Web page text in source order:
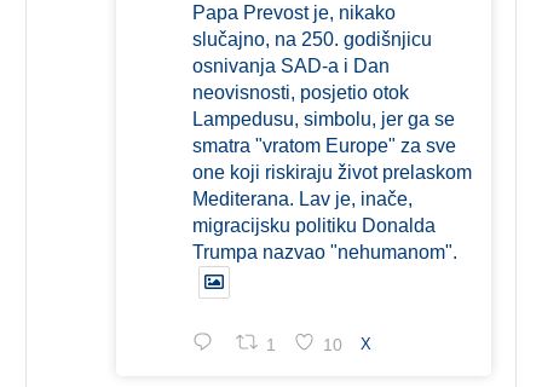
Papa Prevost je, nikako
slučajno, na 250. godišnjicu
osnivanja SAD-a i Dan
neovisnosti, posjetio otok
Lampedusu, simbolu, jer ga se
smatra "vratom Europe" za sve
one koji riskiraju život prelaskom
Mediterana. Lav je, inače,
migracijsku politiku Donalda
Trumpa nazvao "nehumanom".
1 10 X